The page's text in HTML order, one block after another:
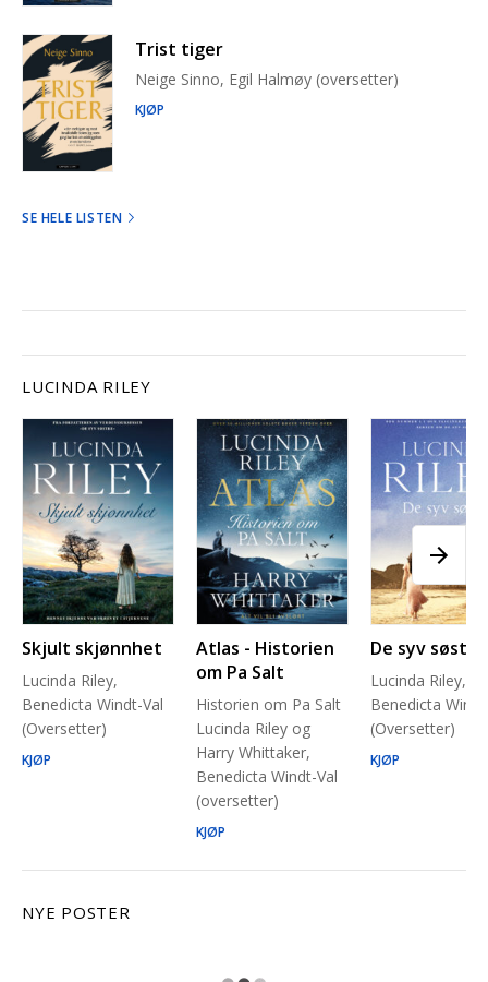
Trist tiger
Neige Sinno, Egil Halmøy (oversetter)
KJØP
SE HELE LISTEN
LUCINDA RILEY
Skjult skjønnhet
Lucinda Riley,
Benedicta Windt-Val
(Oversetter)
KJØP
Atlas - Historien
om Pa Salt
Historien om Pa Salt
Lucinda Riley og
Harry Whittaker,
Benedicta Windt-Val
(oversetter)
KJØP
De syv søstre
Lucinda Riley,
Benedicta
(Oversetter)
KJØP
NYE POSTER